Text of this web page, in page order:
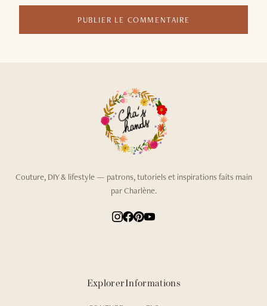
PUBLIER LE COMMENTAIRE
Couture, DIY & lifestyle — patrons, tutoriels et inspirations faits main
par Charlène.
ExplorerInformations